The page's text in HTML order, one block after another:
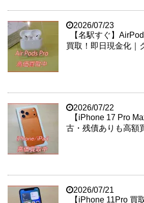
2026/07/23
【名駅すぐ】
買取！即日現金化｜
2026/07/22
【iPhone 17 Pro
古・残債ありも高額
2026/07/21
【iPhone 11Pro 買